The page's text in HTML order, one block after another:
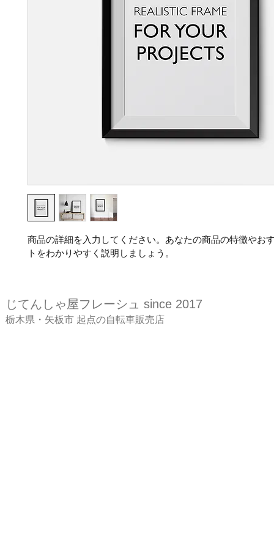
商品の詳細を入力してください。あなたの商品の特徴やお
トをわかりやすく説明しましょう。
じてんしゃ屋フレーシュ since 2017
​栃木県・矢板市 起点の自転車販売店